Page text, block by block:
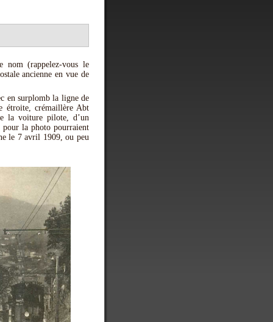
nom (rappelez-vous le
ancienne en vue de
en surplomb la ligne de
étroite, crémaillère Abt
la voiture pilote, d’un
la photo pourraient
le 7 avril 1909, ou peu